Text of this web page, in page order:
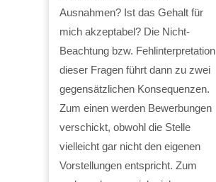
Ausnahmen? Ist das Gehalt für
mich akzeptabel? Die Nicht-
Beachtung bzw. Fehlinterpretation
dieser Fragen führt dann zu zwei
gegensätzlichen Konsequenzen.
Zum einen werden Bewerbungen
verschickt, obwohl die Stelle
vielleicht gar nicht den eigenen
Vorstellungen entspricht. Zum